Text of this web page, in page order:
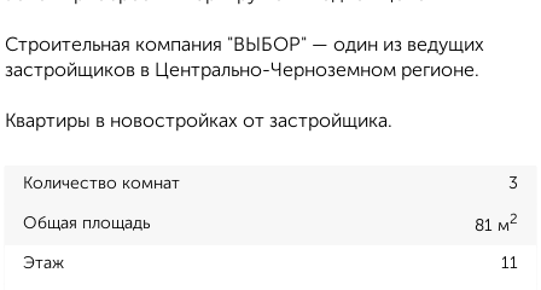
Строительная компания "ВЫБОР" — один из ведущих
застройщиков в Центрально-Черноземном регионе.
Квартиры в новостройках от застройщика.
Количество комнат 3
Общая площадь 81 м2
Этаж 11